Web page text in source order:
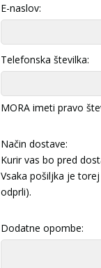
E-naslov:
Telefonska številka:
MORA imeti pravo
Način dostave:
Kurir vas bo pred
Vsaka pošiljka je
odprli).
Dodatne opombe: